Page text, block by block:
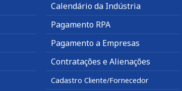
Calendário da Indústria
Pagamento RPA
Pagamento a Empresas
Contratações e Alienações
Cadastro Cliente/Fornecedor